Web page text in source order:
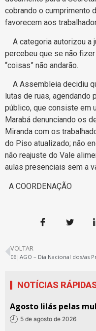
cobrando o cumprimento
favorecem aos
A categoria autorizou a
percebeu que se não
“coisas” não andarão.
A Assembleia decidiu
lutas de ruas, agendando
público, que consiste em
Marabá denunciando os
Miranda com os
do Piso atualizado; não
não reajuste do Vale
aulas presenciais sem a
A COORDENAÇÃO
VOLTAR
NOTÍCIAS
Agosto lilás pelas
5 de agosto de 2026